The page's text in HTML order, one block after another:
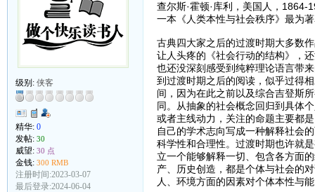
级别: 侠客
精华: 0
发帖: 30
威望: 30 点
金钱: 300 RMB
注册时间:2023-03-07
最后登录:2024-06-04
查尔斯·霍顿·库利，美国人，
一本《人类本性与社会秩序》最为
古典四大家之后的过渡时期大多数
让人头疼的《社会行动的结构》，
也还没深刻感受到纯粹理论语言带
到过渡时期之后的阅读，似乎过得
间，因为在此之前以及综合吉登斯
同。从抽象的社会概念回归到具体
或者主线动力，关注的命题主要都
自己的学术志向写成一种解释社会
科学性和合理性。过渡时期也许就
立一个能够解释一切、包含各方面
产、历史创造，都是个体与社会的
人、环境方面的因素对个体本性与